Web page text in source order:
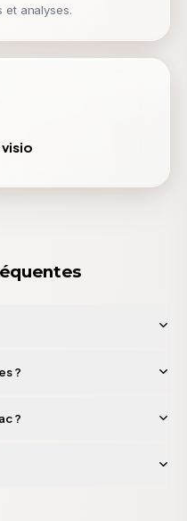
et analyses.
visio
?
?